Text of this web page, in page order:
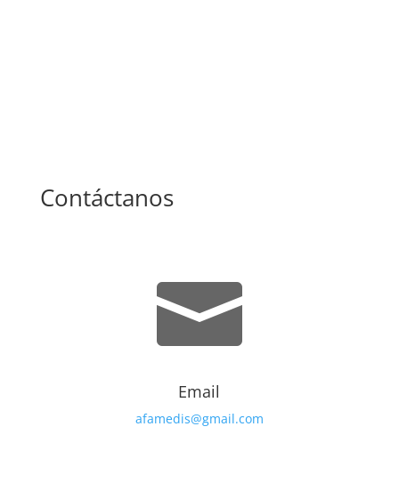
Contáctanos

Email
afamedis@gmail.com